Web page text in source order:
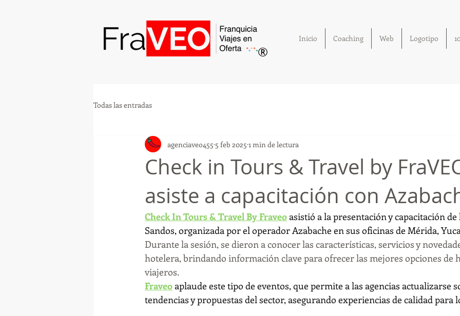
®
Inicio Coaching Web Logotipo
Todas las entradas
Check in Tours & Travel by
asiste a capacitación con
agenciaveo455 5 feb 2025 1 min de lectura
Check In Tours & Travel By Fraveo asistió a la presentación y capacitación de
Sandos, organizada por el operador Azabache en sus oficinas de Mérida,
Durante la sesión, se dieron a conocer las características, servicios y
hotelera, brindando información clave para ofrecer las mejores opciones de
viajeros.
Fraveo aplaude este tipo de eventos, que permite a las agencias actualizarse
tendencias y propuestas del sector, asegurando experiencias de calidad para